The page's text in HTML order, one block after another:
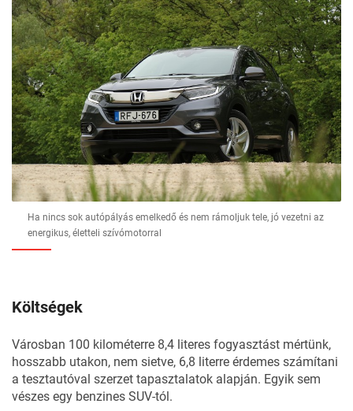
Ha nincs sok autópályás emelkedő és nem rámoljuk tele, jó vezetni az
energikus, életteli szívómotorral
Költségek
Városban 100 kilométerre 8,4 literes fogyasztást mértünk,
hosszabb utakon, nem sietve, 6,8 literre érdemes számítani
a tesztautóval szerzet tapasztalatok alapján. Egyik sem
vészes egy benzines SUV-tól.